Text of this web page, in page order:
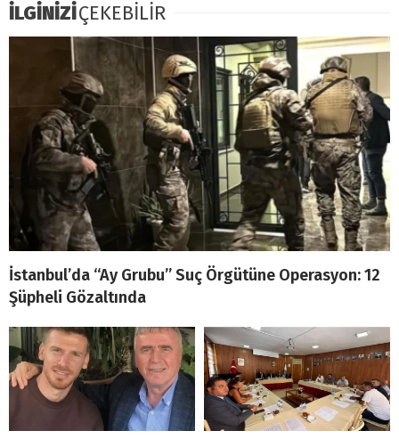
İLGİNİZİÇEKEBİLİR
İstanbul’da “Ay Grubu” Suç Örgütüne Operasyon: 12
Şüpheli Gözaltında